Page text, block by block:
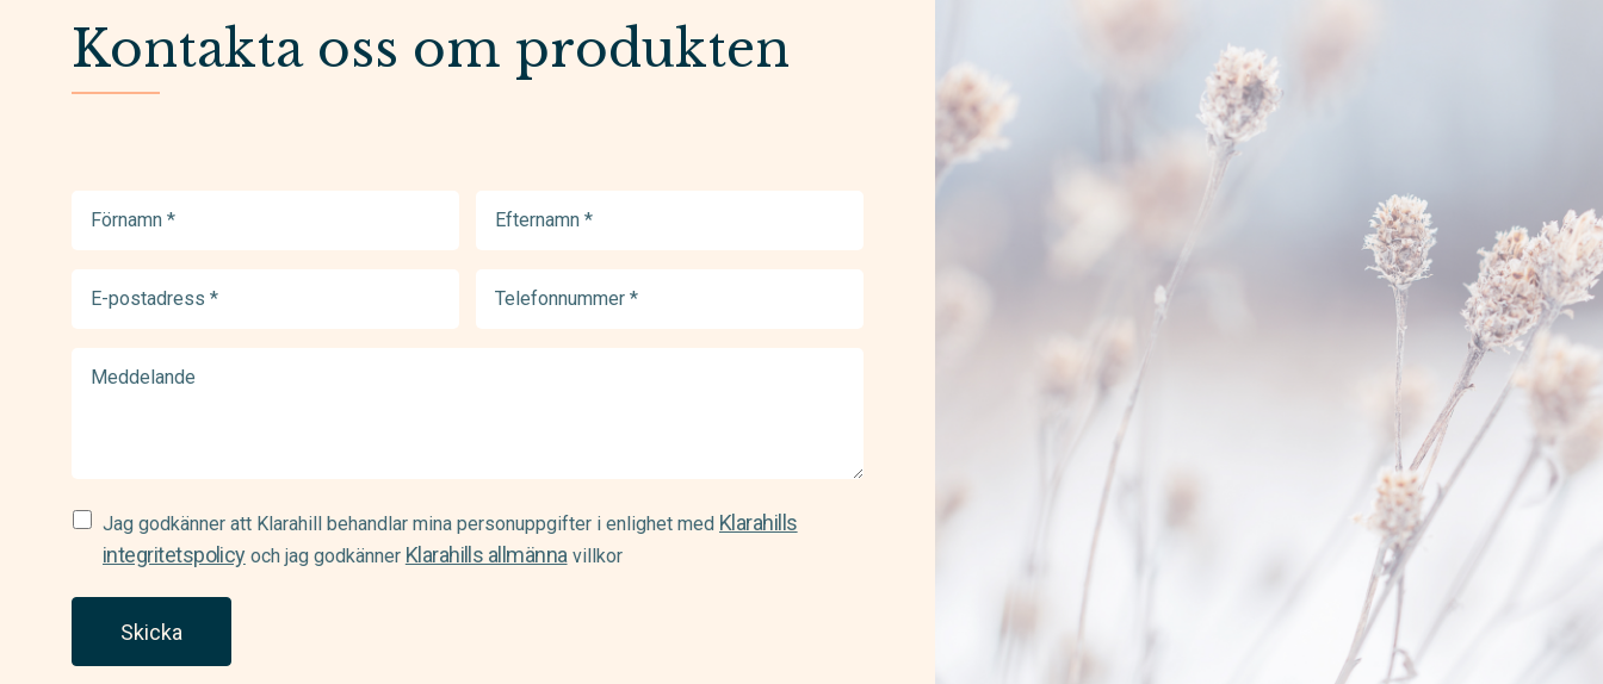
Kontakta oss om produkten
postadress
Samtycke
(Required)
Jag godkänner att Klarahill behandlar mina personuppgifter i enlighet med Klarahills
integritetspolicyoch jag godkänner Klarahills allmännavillkor
Skicka